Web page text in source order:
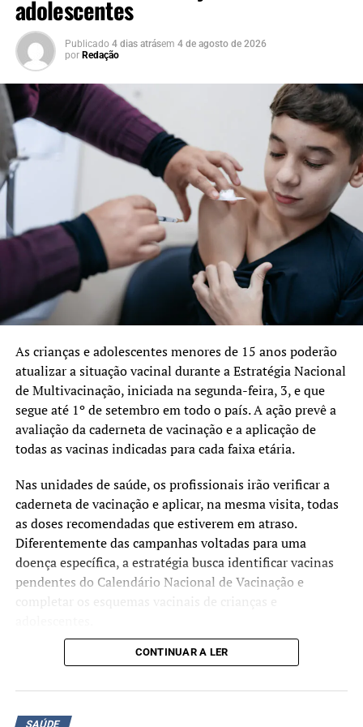
NÃO SE ESQUEÇA
Hospital Humaniza promove “Refeições Rosas” pelo
Outubro Rosa
adolescentes
Publicado 4 dias atrásem 4 de agosto de 2026
por Redação
As crianças e adolescentes menores de 15 anos poderão
atualizar a situação vacinal durante a Estratégia Nacional
de Multivacinação, iniciada na segunda-feira, 3, e que
segue até 1º de setembro em todo o país. A ação prevê a
avaliação da caderneta de vacinação e a aplicação de
todas as vacinas indicadas para cada faixa etária.
Nas unidades de saúde, os profissionais irão verificar a
caderneta de vacinação e aplicar, na mesma visita, todas
as doses recomendadas que estiverem em atraso.
Diferentemente das campanhas voltadas para uma
doença específica, a estratégia busca identificar vacinas
pendentes do Calendário Nacional de Vacinação e
completar os esquemas vacinais de crianças e
Segundo o Ministério da Saúde, a mobilização tem como
acesso às vacinas oferecidas gratuitamente pelo Sistema
Único de Saúde (SUS). A atualização da caderneta
CONTINUAR A LER
SAÚDE